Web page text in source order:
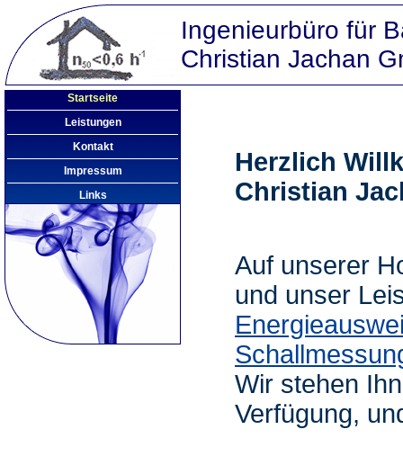
Ingenieurbüro für
Christian Jachan
Startseite
Leistungen
Kontakt
Impressum
Links
Herzlich
Christian
Auf unserer
und unser
Wir stehen
Verfügung,